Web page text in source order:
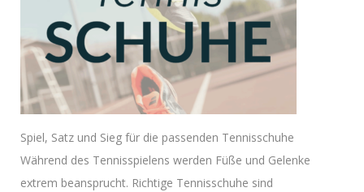
Spiel, Satz und Sieg für die passenden Tennisschuhe
Während des Tennisspielens werden Füße und Gelenke
extrem beansprucht. Richtige Tennisschuhe sind